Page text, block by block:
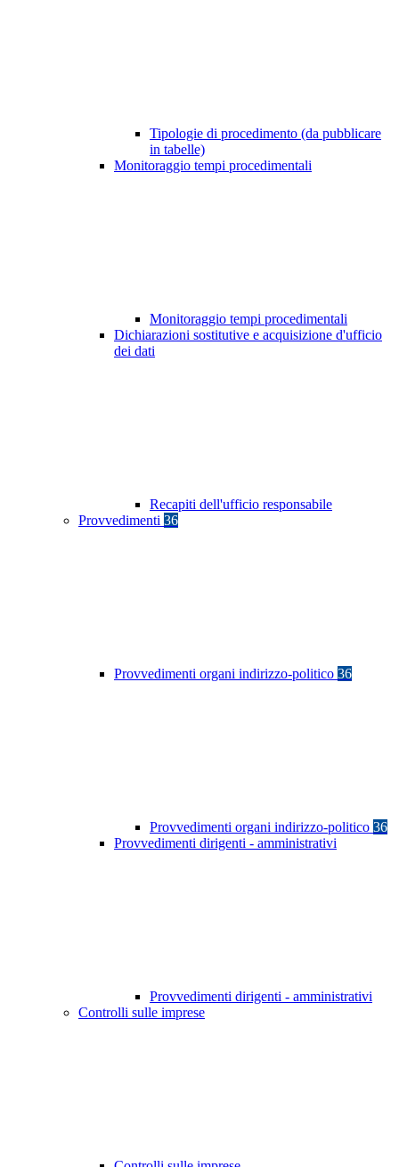
Tipologie di procedimento (da pubblicare
in tabelle)
Monitoraggio tempi procedimentali
Monitoraggio tempi procedimentali
Dichiarazioni sostitutive e acquisizione d'ufficio
dei dati
Recapiti dell'ufficio responsabile
Provvedimenti 36
Provvedimenti organi indirizzo-politico 36
Provvedimenti organi indirizzo-politico 36
Provvedimenti dirigenti - amministrativi
Provvedimenti dirigenti - amministrativi
Controlli sulle imprese